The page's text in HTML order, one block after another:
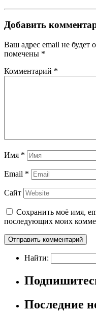
Добавить
Ваш адрес email не будет
помечены *
Комментарий *
Имя *
Email *
Сайт
Сохранить моё имя,
последующих моих
Найти:
Последние